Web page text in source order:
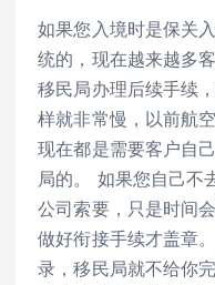
如果您入境时是保关
统的，现在越来越多
移民局办理后续手续
样就非常慢，以前航
现在都是需要客户自
局的。 如果您自己不
公司索要，只是时间
做好衔接手续才盖章
录，移民局就不给你